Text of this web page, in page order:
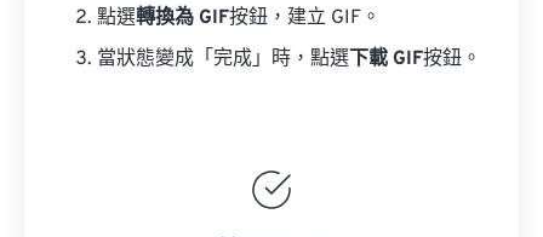
點選轉換為 GIF按鈕，建立 GIF。
當狀態變成「完成」時，點選 下載 GIF按鈕。